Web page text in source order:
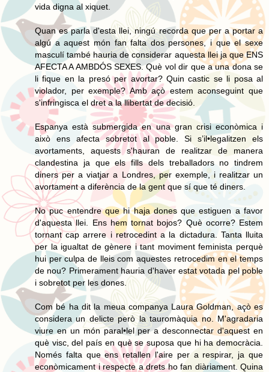
vida digna al xiquet.
Quan es parla d'esta llei, ningú recorda que per a portar a
algú a aquest món fan falta dos persones, i que el sexe
masculí també hauria de considerar aquesta llei ja que ENS
AFECTA A AMBDÓS SEXES. Què vol dir que a una dona se
li fique en la presó per avortar? Quin castic se li posa al
violador, per exemple? Amb açò estem aconseguint que
s'infringisca el dret a la llibertat de decisió.
Espanya està submergida en una gran crisi econòmica i
això ens afecta sobretot al poble. Si s’il•legalitzen els
avortaments, aquests s'hauran de realitzar de manera
clandestina ja que els fills dels treballadors no tindrem
diners per a viatjar a Londres, per exemple, i realitzar un
avortament a diferència de la gent que sí que té diners.
No puc entendre que hi haja dones que estiguen a favor
d'aquesta llei. Ens hem tornat bojos? Què ocorre? Estem
tornant cap arrere i retrocedint a la dictadura. Tanta lluita
per la igualtat de gènere i tant moviment feminista perquè
hui per culpa de lleis com aquestes retrocedim en el temps
de nou? Primerament hauria d'haver estat votada pel poble
i sobretot per les dones.
Com bé ha dit la meua companya Laura Goldman, açò es
considera un delicte però la tauromàquia no. M'agradaria
viure en un món paral•lel per a desconnectar d'aquest en
què visc, del país en què se suposa que hi ha democràcia.
Només falta que ens retallen l'aire per a respirar, ja que
econòmicament i respecte a drets ho fan diàriament. Quina